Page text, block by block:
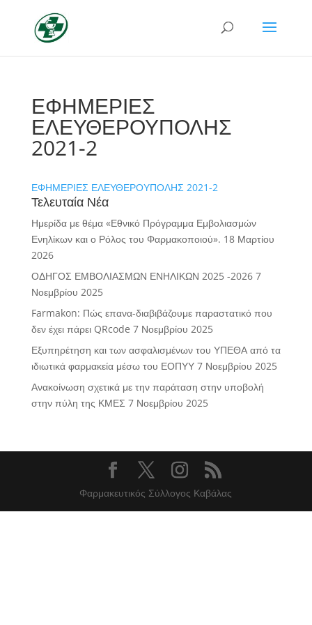
ΕΦΗΜΕΡΙΕΣ
ΕΛΕΥΘΕΡΟΥΠΟΛΗΣ
2021-2
ΕΦΗΜΕΡΙΕΣ ΕΛΕΥΘΕΡΟΥΠΟΛΗΣ 2021-2
Τελευταία Νέα
Ημερίδα με θέμα «Εθνικό Πρόγραμμα Εμβολιασμών
Ενηλίκων και ο Ρόλος του Φαρμακοποιού». 18 Μαρτίου
2026
ΟΔΗΓΟΣ ΕΜΒΟΛΙΑΣΜΩΝ ΕΝΗΛΙΚΩΝ 2025 -2026 7
Νοεμβρίου 2025
Farmakon: Πώς επανα-διαβιβάζουμε παραστατικό που
δεν έχει πάρει QRcode 7 Νοεμβρίου 2025
Εξυπηρέτηση και των ασφαλισμένων του ΥΠΕΘΑ από τα
ιδιωτικά φαρμακεία μέσω του ΕΟΠΥΥ 7 Νοεμβρίου 2025
Ανακοίνωση σχετικά με την παράταση στην υποβολή
στην πύλη της ΚΜΕΣ 7 Νοεμβρίου 2025
Φαρμακευτικός Σύλλογος Καβάλας